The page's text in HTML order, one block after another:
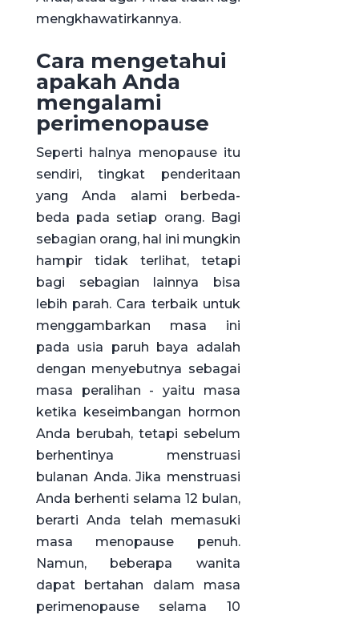
mengkhawatirkannya.
Cara mengetahui
apakah Anda
mengalami
perimenopause
Seperti halnya menopause itu
sendiri, tingkat penderitaan
yang Anda alami berbeda-
beda pada setiap orang. Bagi
sebagian orang, hal ini mungkin
hampir tidak terlihat, tetapi
bagi sebagian lainnya bisa
lebih parah. Cara terbaik untuk
menggambarkan masa ini
pada usia paruh baya adalah
dengan menyebutnya sebagai
masa peralihan - yaitu masa
ketika keseimbangan hormon
Anda berubah, tetapi sebelum
berhentinya menstruasi
bulanan Anda. Jika menstruasi
Anda berhenti selama 12 bulan,
berarti Anda telah memasuki
masa menopause penuh.
Namun, beberapa wanita
dapat bertahan dalam masa
perimenopause selama 10